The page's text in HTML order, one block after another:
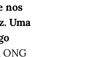
nos
Uma
ONG